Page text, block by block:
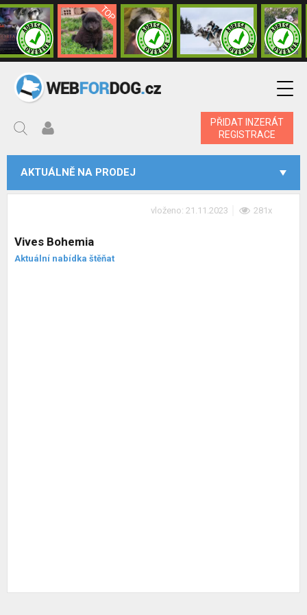
PŘIDAT INZERÁT
REGISTRACE
AKTUÁLNĚ NA PRODEJ
vloženo: 21.11.2023 281x
Vives Bohemia
Aktuální nabídka štěňat